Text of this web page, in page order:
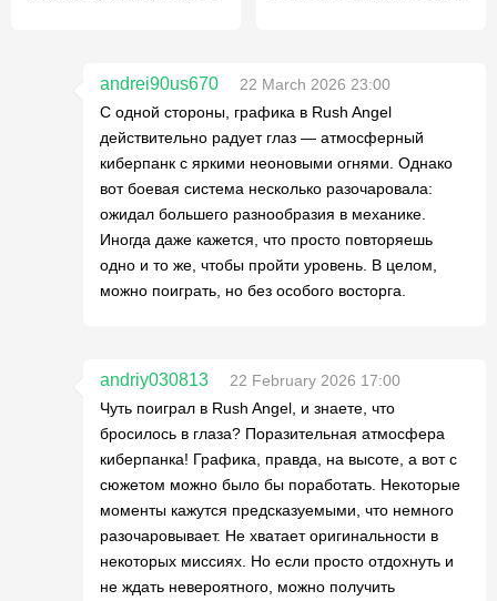
andrei90us670
22 March 2026 23:00
С одной стороны, графика в Rush Angel
действительно радует глаз — атмосферный
киберпанк с яркими неоновыми огнями. Однако
вот боевая система несколько разочаровала:
ожидал большего разнообразия в механике.
Иногда даже кажется, что просто повторяешь
одно и то же, чтобы пройти уровень. В целом,
можно поиграть, но без особого восторга.
andriy030813
22 February 2026 17:00
Чуть поиграл в Rush Angel, и знаете, что
бросилось в глаза? Поразительная атмосфера
киберпанка! Графика, правда, на высоте, а вот с
сюжетом можно было бы поработать. Некоторые
моменты кажутся предсказуемыми, что немного
разочаровывает. Не хватает оригинальности в
некоторых миссиях. Но если просто отдохнуть и
не ждать невероятного, можно получить